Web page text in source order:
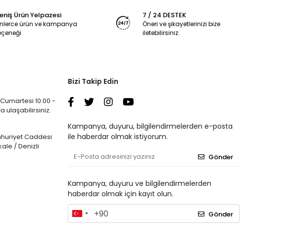
Ürün Yelpazesi
ürün ve kampanya
7 / 24 DESTEK
Öneri ve şikayetlerinizi bize
iletebilirsiniz.
10:00 -
ulaşabilirsiniz.
Caddesi
/ Denizli
Bizi Takip Edin
Kampanya, duyuru, bilgilendirmelerden e-posta
ile haberdar olmak istiyorum.
Gönder
Kampanya, duyuru ve bilgilendirmelerden
haberdar olmak için kayıt olun.
Gönder